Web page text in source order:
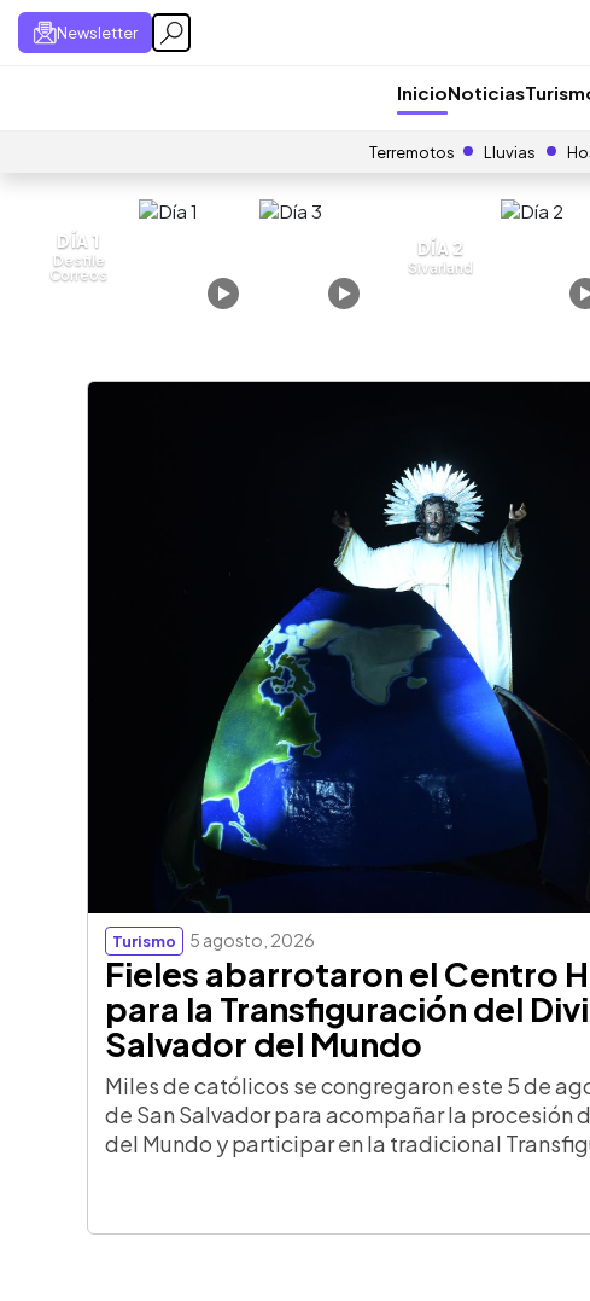
Newsletter
InicioNoticias
Terremotos Lluvias
DÍA 1
Desfile
Correos
DÍA 2
Sivarland
Turismo 5 agosto, 2026
Fieles abarrotaron el Centro
para la Transfiguración del
Salvador del Mundo
Miles de católicos se congregaron este 5 de
de San Salvador para acompañar la procesión
del Mundo y participar en la tradicional